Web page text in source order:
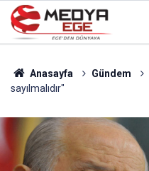
Anasayfa Gündem
sayılmalıdır"